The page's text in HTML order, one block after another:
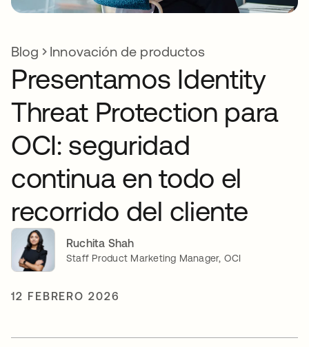
Blog Innovación de productos
Presentamos Identity
Threat Protection para
OCI: seguridad
continua en todo el
recorrido del cliente
Ruchita Shah
Staff Product Marketing Manager, OCI
12 FEBRERO 2026